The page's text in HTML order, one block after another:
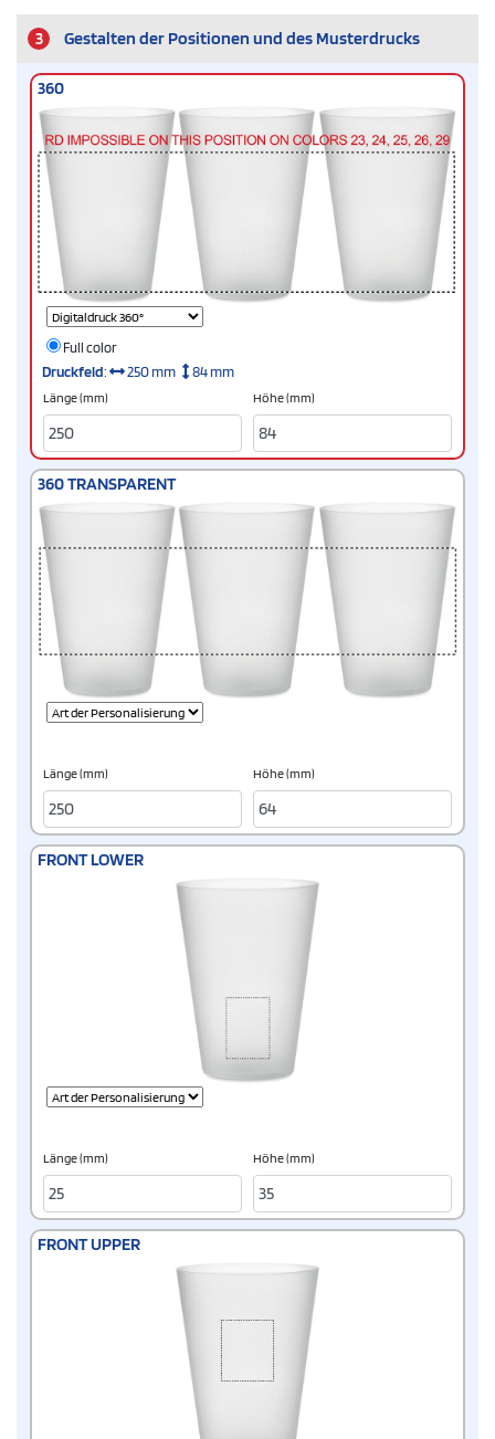
3 Gestalten der Positionen und des Musterdrucks
360
Full color
Druckfeld: 250 mm 84 mm
Länge (mm) Höhe (mm)
360 TRANSPARENT
Länge (mm) Höhe (mm)
FRONT LOWER
Länge (mm) Höhe (mm)
FRONT UPPER